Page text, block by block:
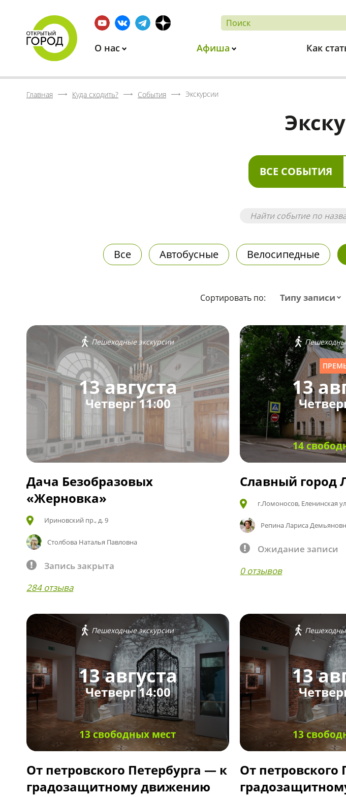
О нас Афиша Как
Главная Куда сходить? События Экскурсии
ВСЕ СОБЫТИЯ
Все Автобусные Велосипедные
Сортировать по: Типу записи
Пешеходные экскурсии
13 августа
Четверг 11:00
Дача Безобразовых
«Жерновка»
Ириновский пр., д. 9
Столбова Наталья Павловна
Запись закрыта
284 отзыва
13
14
Славный город
г.Ломоносов, Еленинская
Репина Лариса
Ожидание записи
0 отзывов
Пешеходные экскурсии
13 августа
Четверг 14:00
13 свободных мест
От петровского Петербурга — к
градозащитному движению
13
13
От петровского